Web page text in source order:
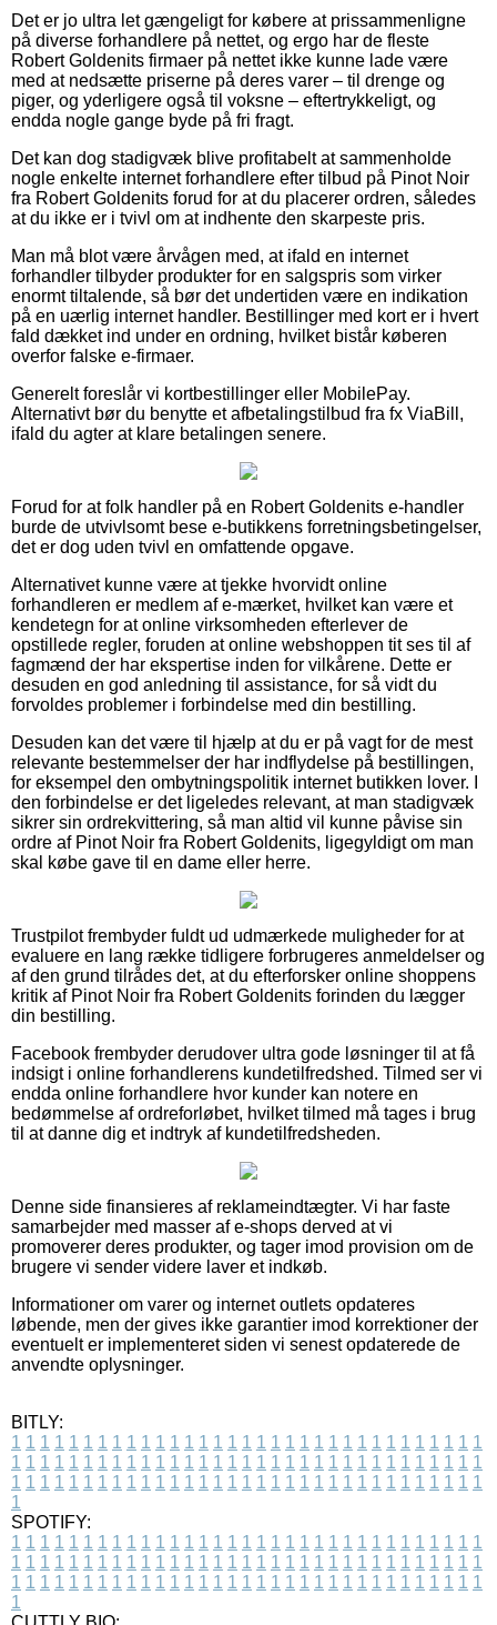
Det er jo ultra let gængeligt for købere at prissammenligne
på diverse forhandlere på nettet, og ergo har de fleste
Robert Goldenits firmaer på nettet ikke kunne lade være
med at nedsætte priserne på deres varer – til drenge og
piger, og yderligere også til voksne – eftertrykkeligt, og
endda nogle gange byde på fri fragt.
Det kan dog stadigvæk blive profitabelt at sammenholde
nogle enkelte internet forhandlere efter tilbud på Pinot Noir
fra Robert Goldenits forud for at du placerer ordren, således
at du ikke er i tvivl om at indhente den skarpeste pris.
Man må blot være årvågen med, at ifald en internet
forhandler tilbyder produkter for en salgspris som virker
enormt tiltalende, så bør det undertiden være en indikation
på en uærlig internet handler. Bestillinger med kort er i hvert
fald dækket ind under en ordning, hvilket bistår køberen
overfor falske e-firmaer.
Generelt foreslår vi kortbestillinger eller MobilePay.
Alternativt bør du benytte et afbetalingstilbud fra fx ViaBill,
ifald du agter at klare betalingen senere.
Forud for at folk handler på en Robert Goldenits e-handler
burde de utvivlsomt bese e-butikkens forretningsbetingelser,
det er dog uden tvivl en omfattende opgave.
Alternativet kunne være at tjekke hvorvidt online
forhandleren er medlem af e-mærket, hvilket kan være et
kendetegn for at online virksomheden efterlever de
opstillede regler, foruden at online webshoppen tit ses til af
fagmænd der har ekspertise inden for vilkårene. Dette er
desuden en god anledning til assistance, for så vidt du
forvoldes problemer i forbindelse med din bestilling.
Desuden kan det være til hjælp at du er på vagt for de mest
relevante bestemmelser der har indflydelse på bestillingen,
for eksempel den ombytningspolitik internet butikken lover. I
den forbindelse er det ligeledes relevant, at man stadigvæk
sikrer sin ordrekvittering, så man altid vil kunne påvise sin
ordre af Pinot Noir fra Robert Goldenits, ligegyldigt om man
skal købe gave til en dame eller herre.
Trustpilot frembyder fuldt ud udmærkede muligheder for at
evaluere en lang række tidligere forbrugeres anmeldelser og
af den grund tilrådes det, at du efterforsker online shoppens
kritik af Pinot Noir fra Robert Goldenits forinden du lægger
din bestilling.
Facebook frembyder derudover ultra gode løsninger til at få
indsigt i online forhandlerens kundetilfredshed. Tilmed ser vi
endda online forhandlere hvor kunder kan notere en
bedømmelse af ordreforløbet, hvilket tilmed må tages i brug
til at danne dig et indtryk af kundetilfredsheden.
Denne side finansieres af reklameindtægter. Vi har faste
samarbejder med masser af e-shops derved at vi
promoverer deres produkter, og tager imod provision om de
brugere vi sender videre laver et indkøb.
Informationer om varer og internet outlets opdateres
løbende, men der gives ikke garantier imod korrektioner der
eventuelt er implementeret siden vi senest opdaterede de
anvendte oplysninger.
BITLY:
1 1 1 1 1 1 1 1 1 1 1 1 1 1 1 1 1 1 1 1 1 1 1 1 1 1 1 1 1 1 1 1 1
1 1 1 1 1 1 1 1 1 1 1 1 1 1 1 1 1 1 1 1 1 1 1 1 1 1 1 1 1 1 1 1 1
1 1 1 1 1 1 1 1 1 1 1 1 1 1 1 1 1 1 1 1 1 1 1 1 1 1 1 1 1 1 1 1 1
1
SPOTIFY:
1 1 1 1 1 1 1 1 1 1 1 1 1 1 1 1 1 1 1 1 1 1 1 1 1 1 1 1 1 1 1 1 1
1 1 1 1 1 1 1 1 1 1 1 1 1 1 1 1 1 1 1 1 1 1 1 1 1 1 1 1 1 1 1 1 1
1 1 1 1 1 1 1 1 1 1 1 1 1 1 1 1 1 1 1 1 1 1 1 1 1 1 1 1 1 1 1 1 1
1